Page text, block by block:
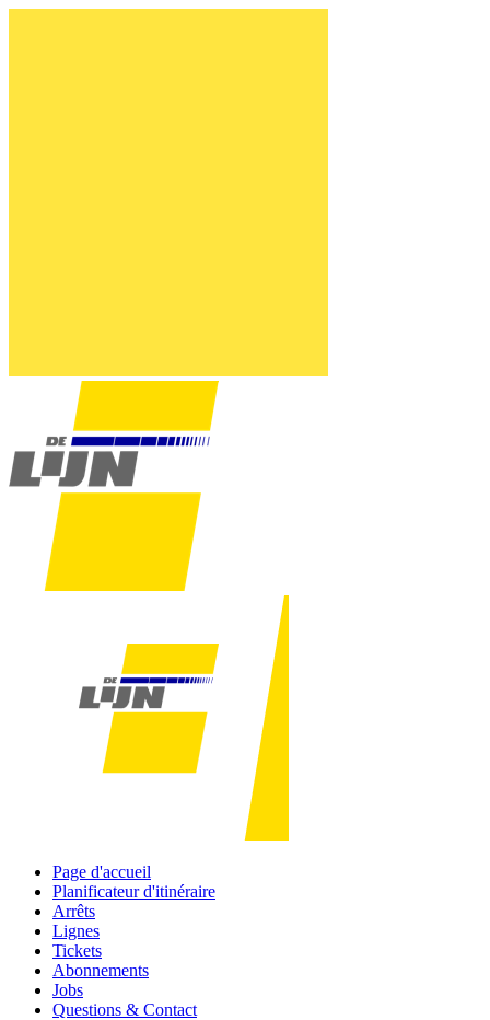
Page d'accueil
Planificateur d'itinéraire
Arrêts
Lignes
Tickets
Abonnements
Jobs
Questions & Contact